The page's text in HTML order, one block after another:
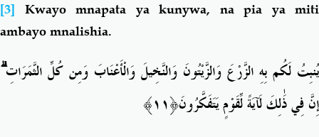
[3] Kwayo mnapata ya kunywa, na pia ya miti
ambayo mnalishia.
يُنبِتُ لَكُم بِهِ الزَّرْعَ وَالزَّيْتُونَ وَالنَّخِيلَ وَالْأَعْنَابَ وَمِن كُلِّ الثَّمَرَاتِۗ
إِنَّ فِي ذَٰلِكَ لَآيَةً لِّقَوْمٍ يَتَفَكَّرُونَ﴿١١﴾